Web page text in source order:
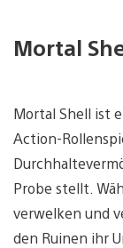
Mortal
Mortal Shell ist
Action-
Probe stellt.
verwelken und
den Ruinen ihr